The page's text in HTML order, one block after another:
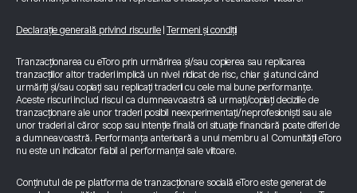
Declarație generală privind riscurile Termeni și condiții
Tranzacționarea cu eToro prin urmărirea și/sau copierea sau replicarea
tranzacțiilor altor traderi implică un nivel ridicat de risc, chiar și atunci când
urmăriți și/sau copiați sau replicați traderii cu cele mai bune performanțe.
Aceste riscuri includ riscul ca dumneavoastră să urmați/copiați deciziile de
tranzacționare ale unor traderi posibil neexperimentați/neprofesioniști sau ale
unor traderi al căror scop sau intenție finală ori situație financiară poate diferi de
a dumneavoastră. Performanța anterioară a unui membru al Comunității eToro
nu este un indicator fiabil al performanței sale viitoare.
Conținutul de pe platforma de tranzacționare socială eToro este generat de